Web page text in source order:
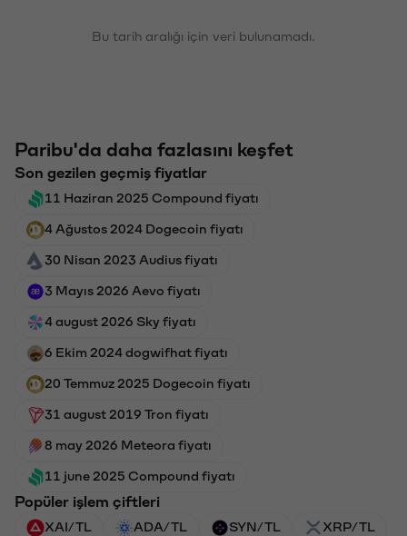
Bu tarih aralığı için veri bulunamadı.
Paribu'da daha fazlasını keşfet
Son gezilen geçmiş fiyatlar
11 Haziran 2025 Compound fiyatı
4 Ağustos 2024 Dogecoin fiyatı
30 Nisan 2023 Audius fiyatı
3 Mayıs 2026 Aevo fiyatı
4 august 2026 Sky fiyatı
6 Ekim 2024 dogwifhat fiyatı
20 Temmuz 2025 Dogecoin fiyatı
31 august 2019 Tron fiyatı
8 may 2026 Meteora fiyatı
11 june 2025 Compound fiyatı
Popüler işlem çiftleri
XAI/TL ADA/TL SYN/TL XRP/TL